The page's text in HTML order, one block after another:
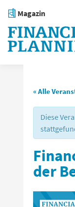
Magazin
« Alle
Diese
der